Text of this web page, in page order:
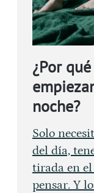
¿Por
noche?
Solo
del día,
tirada en
pensar. Y